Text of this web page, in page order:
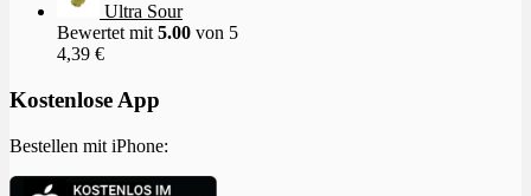
Ultra Sour
Bewertet mit 5.00 von 5
4,39 €
Kostenlose App
Bestellen mit iPhone: